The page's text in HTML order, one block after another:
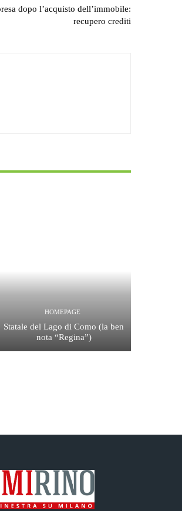
dopo l’acquisto dell’immobile:
recupero crediti
HOMEPAGE
Statale del Lago di Como (la ben
nota “Regina”)